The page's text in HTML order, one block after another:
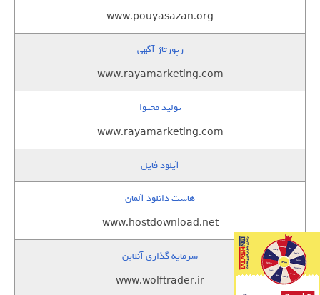
www.pouyasazan.org
رپورتاژ آگهی
www.rayamarketing.com
تولید محتوا
www.rayamarketing.com
آپلود فایل
هاست دانلود آلمان
www.hostdownload.net
سرمایه گذاری آنلاین
www.wolftrader.ir